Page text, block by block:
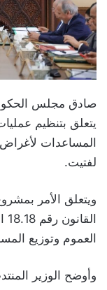
صادق مجلس
يتعلق بتنظيم
المساعدات لأغراض
لفتيت.
العموم وتوزيع
وأوضح الوزير